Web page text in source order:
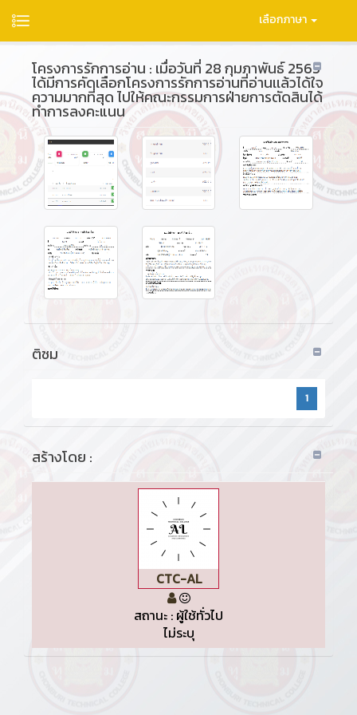
เลือกภาษา
โครงการรักการอ่าน : เมื่อวันที่ 28 กุมภาพันธ์ 2565
ได้มีการคัดเลือกโครงการรักการอ่านที่อ่านเเล้วได้ใจ
ความมากที่สุด ไปให้คณะกรรมการฝ่ายการตัดสินได้
ทำการลงคะแนน
ติชม
1
สร้างโดย :
CTC-AL
สถานะ : ผู้ใช้ทั่วไป
ไม่ระบุ